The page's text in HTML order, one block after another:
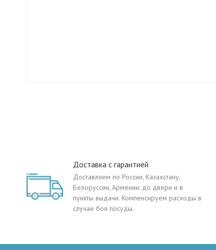
Доставка с гарантией
Доставляем по России, Казахстану,
Белоруссии, Армении: до двери и в
пункты выдачи. Компенсируем расходы в
случае боя посуды.